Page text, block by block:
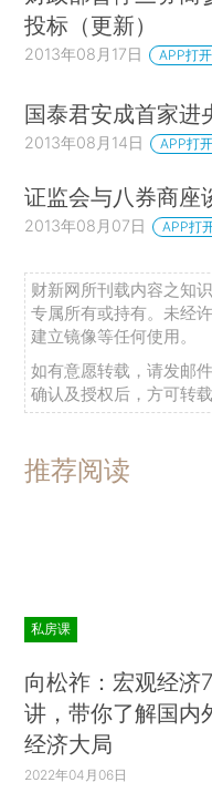
投标（更新）
2013年08月17日 APP打开
国泰君安成首家进
2013年08月14日 APP打开
证监会与八券商座
2013年08月07日 APP打
财新网所刊载内容之知
专属所有或持有。未经
建立镜像等任何使用。
如有意愿转载，请发邮
确认及授权后，方可转载
推荐阅读
私房课
向松祚：宏观经济
讲，带你了解国内
经济大局
2022年04月06日